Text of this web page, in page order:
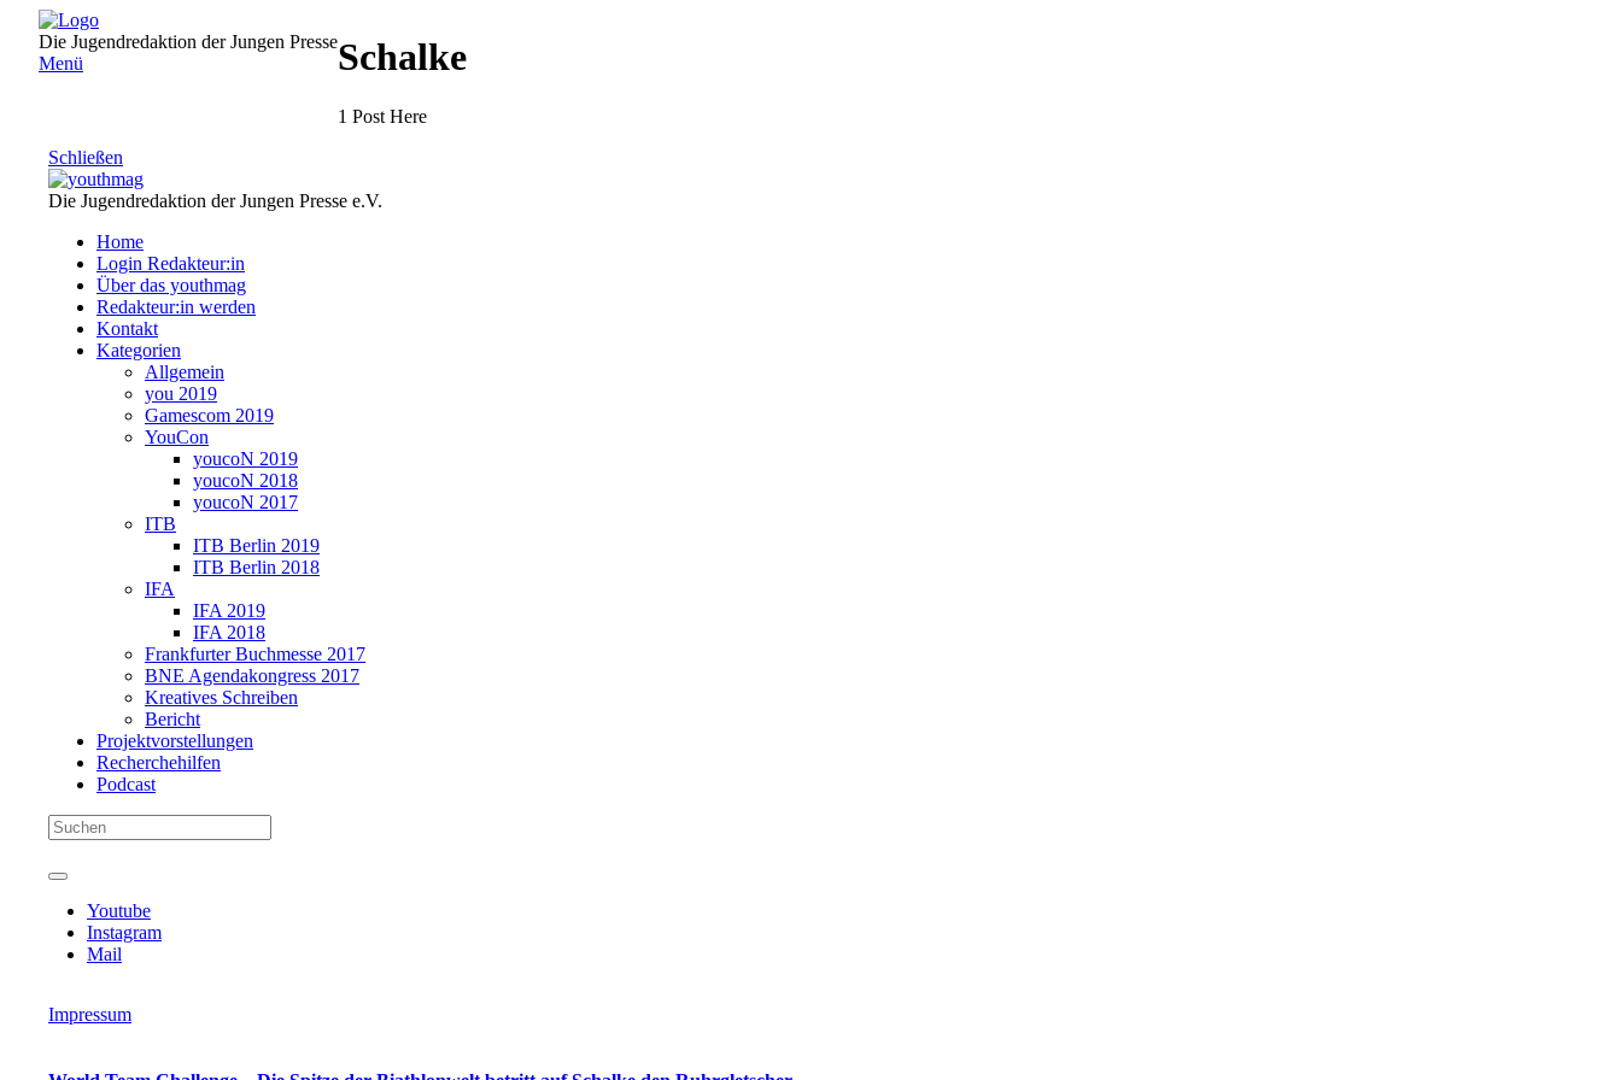
Direkt
zum
Inhalt
Die Jugendredaktion der Jungen Presse
Menü
Schalke
1 Post Here
Schließen
Die Jugendredaktion der Jungen Presse e.V.
Home
Login Redakteur:in
Über das youthmag
Redakteur:in werden
Kontakt
Kategorien
Allgemein
you 2019
Gamescom 2019
YouCon
youcoN 2019
youcoN 2018
youcoN 2017
ITB
ITB Berlin 2019
ITB Berlin 2018
IFA
IFA 2019
IFA 2018
Frankfurter Buchmesse 2017
BNE Agendakongress 2017
Kreatives Schreiben
Bericht
Projektvorstellungen
Recherchehilfen
Podcast
Youtube
Instagram
Mail
Impressum